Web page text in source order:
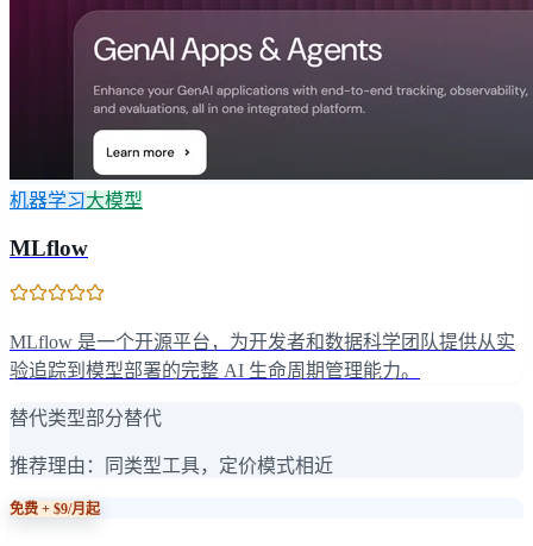
机器学习大模型
MLflow
MLflow 是一个开源平台，为开发者和数据科学团队提供从实
验追踪到模型部署的完整 AI 生命周期管理能力。
替代类型部分替代
推荐理由： 同类型工具，定价模式相近
免费 + $9/月起